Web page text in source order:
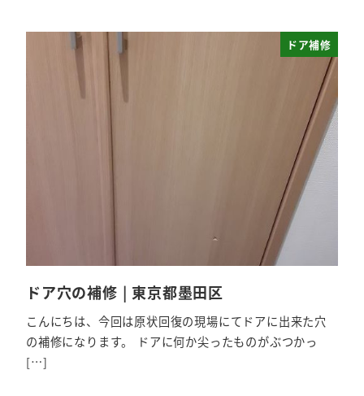
ドア補修
ドア穴の補修 | 東京都墨田区
こんにちは、今回は原状回復の現場にてドアに出来た穴
の補修になります。 ドアに何か尖ったものがぶつかっ
[…]